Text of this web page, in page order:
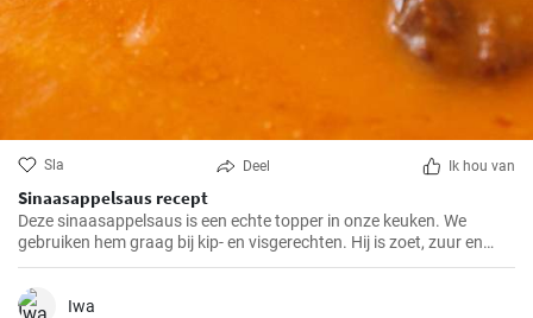
Sla Deel Ik hou van
Sinaasappelsaus recept
Deze sinaasappelsaus is een echte topper in onze keuken. We
gebruiken hem graag bij kip- en visgerechten. Hij is zoet, zuur en
heeft een frisse sinaasappelsmaak die elk gerecht pittiger maakt.
Iwa